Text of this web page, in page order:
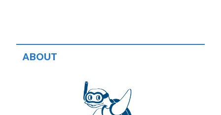
ABOUT